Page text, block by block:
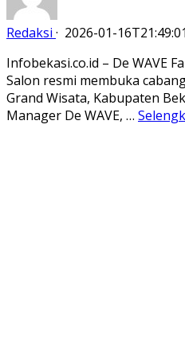
Redaksi · 2026-01-
Infobekasi.co.id – De WAVE
Salon resmi membuka
Grand Wisata, Kabupaten
Manager De WAVE, …